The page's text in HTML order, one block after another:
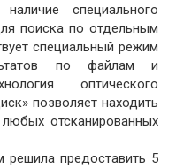
специального
поиска по отдельным
специальный режим
по файлам и
оптического
позволяет находить
отсканированных
решила предоставить 5